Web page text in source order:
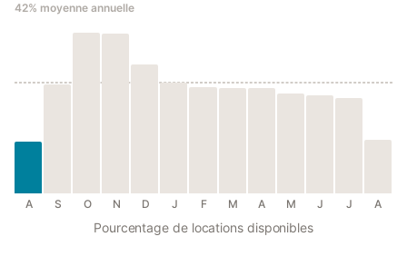
42% moyenne annuelle
A S O N D J F M A M J J A
Pourcentage de locations disponibles